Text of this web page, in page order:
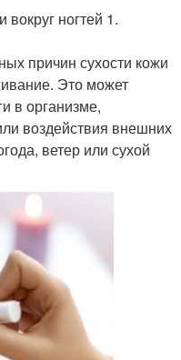
ногтей 1.
причин сухости кожи
Это может
в организме,
воздействия внешних
ветер или сухой